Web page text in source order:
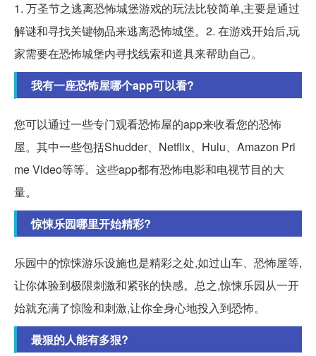
1. 万圣节之逃离恐怖城堡游戏的玩法比较简单,主要是通过
解谜和寻找关键物品来逃离恐怖城堡。2. 在游戏开始后,玩
家需要在恐怖城堡内寻找线索和道具来帮助自己。
我有一座恐怖屋哪个app可以看?
您可以通过一些专门观看恐怖屋的app来收看您的恐怖
屋。其中一些包括Shudder、Netflix、Hulu、Amazon Pri
me Video等等。这些app都有恐怖电影和电视节目的大
量。
惊悚乐园哪里开始精彩?
乐园中的惊悚游乐设施也是精彩之处,如过山车、恐怖屋等,
让你体验到极限刺激和紧张的快感。总之,惊悚乐园从一开
始就充满了惊险和刺激,让你全身心地投入到恐怖。
最狠的人能有多狠?